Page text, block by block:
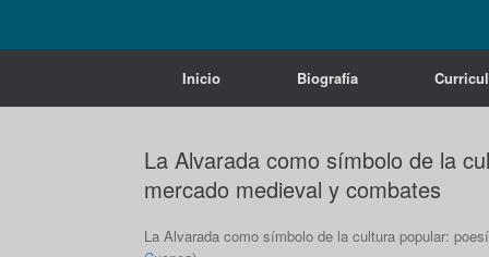
Inicio Biografía
La Alvarada como símbolo de la
mercado medieval y combates
La Alvarada como símbolo de la cultura popular: